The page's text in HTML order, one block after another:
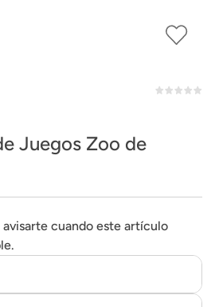
Juegos Zoo de
avisarte cuando este artículo